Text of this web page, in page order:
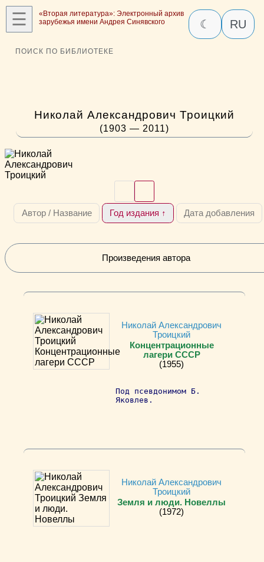
☰
«Вторая литература»: Электронный архив
зарубежья имени Андрея Синявского
☾ RU
ПОИСК ПО БИБЛИОТЕКЕ
Николай Александрович Троицкий
(1903 — 2011)
Автор / Название Год издания ↑ Дата добавления
Произведения автора
Николай Александрович
Троицкий
Концентрационные
лагери СССР
(1955)
Под псевдонимом Б.
Яковлев.
Николай Александрович
Троицкий
Земля и люди. Новеллы
(1972)